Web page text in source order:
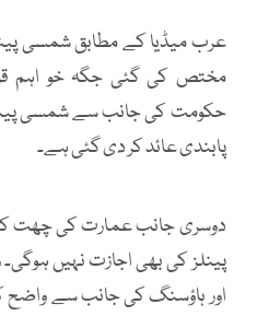
عرب میڈیا کے مطابق شمسی
مختص کی گئی جگہ خو اہم
حکومت کی جانب سے شمسی
پابندی عائد کر دی گئی ہے۔
دوسری جانب عمارت کی چھت
پینلز کی بھی اجازت نہیں
اور ہاؤسنگ کی جانب سے واضح